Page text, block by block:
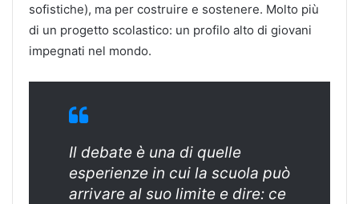
sofistiche), ma per costruire e sostenere. Molto più
di un progetto scolastico: un profilo alto di giovani
impegnati nel mondo.
Il debate è una di quelle
esperienze in cui la scuola può
arrivare al suo limite e dire: ce